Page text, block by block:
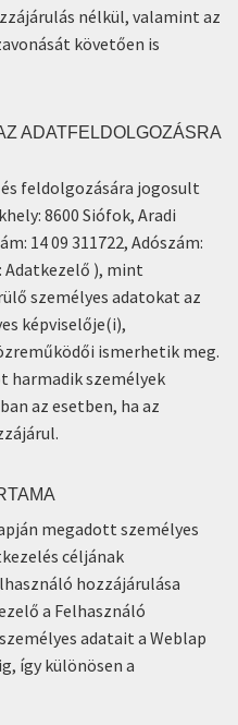
nélkül, valamint az
követően is
ADATFELDOLGOZÁSRA
feldolgozására jogosult
8600 Siófok, Aradi
14 09 311722, Adószám:
Adatkezelő ), mint
személyes adatokat az
képviselője(i),
ismerhetik meg.
harmadik személyek
az esetben, ha az
megadott személyes
céljának
hozzájárulása
a Felhasználó
adatait a Weblap
így különösen a